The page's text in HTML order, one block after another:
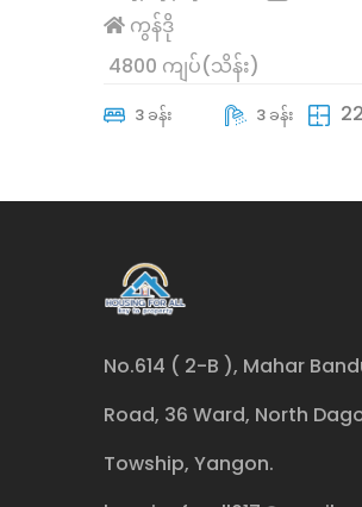
ကွန်ဒို
4800 ကျပ်(သိန်း)
3 ခန်း 3 ခန်း
No.614 ( 2-B ), Mahar
Road, 36 Ward, North
Towship, Yangon.